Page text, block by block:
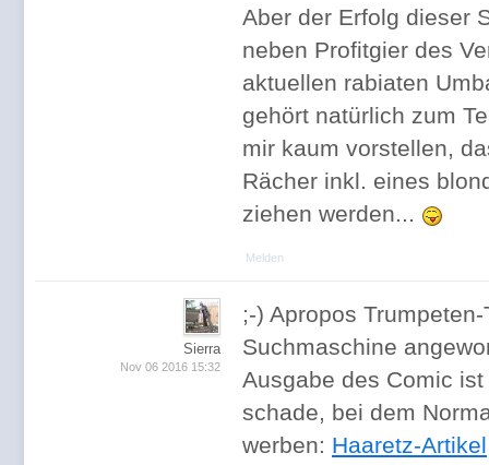
Aber der Erfolg dieser
neben Profitgier des
aktuellen rabiaten
gehört natürlich zum
mir kaum vorstellen,
Rächer inkl. eines
ziehen werden...
Melden
Sierra
Nov 06 2016 15:32
;-) Apropos
Suchmaschine
Ausgabe des Comic
schade, bei dem
werben: Haaretz-Artikel